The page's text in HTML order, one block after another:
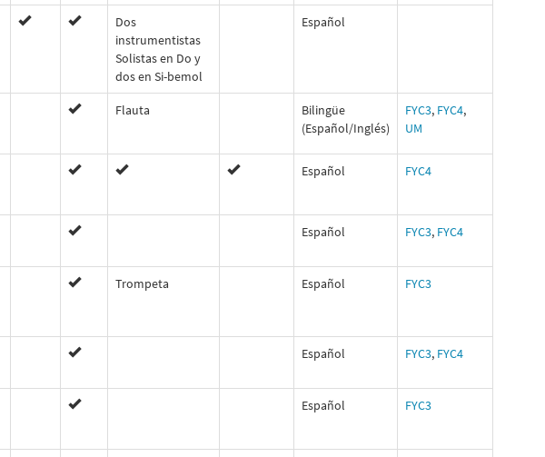
Dos
instrumentistas
Solistas en Do y
dos en Si-bemol
Español
Flauta
Bilingüe
(Español/Inglés)
FYC3, FYC4,
UM
Español FYC4
Español FYC3, FYC4
Trompeta Español FYC3
Español FYC3, FYC4
Español FYC3